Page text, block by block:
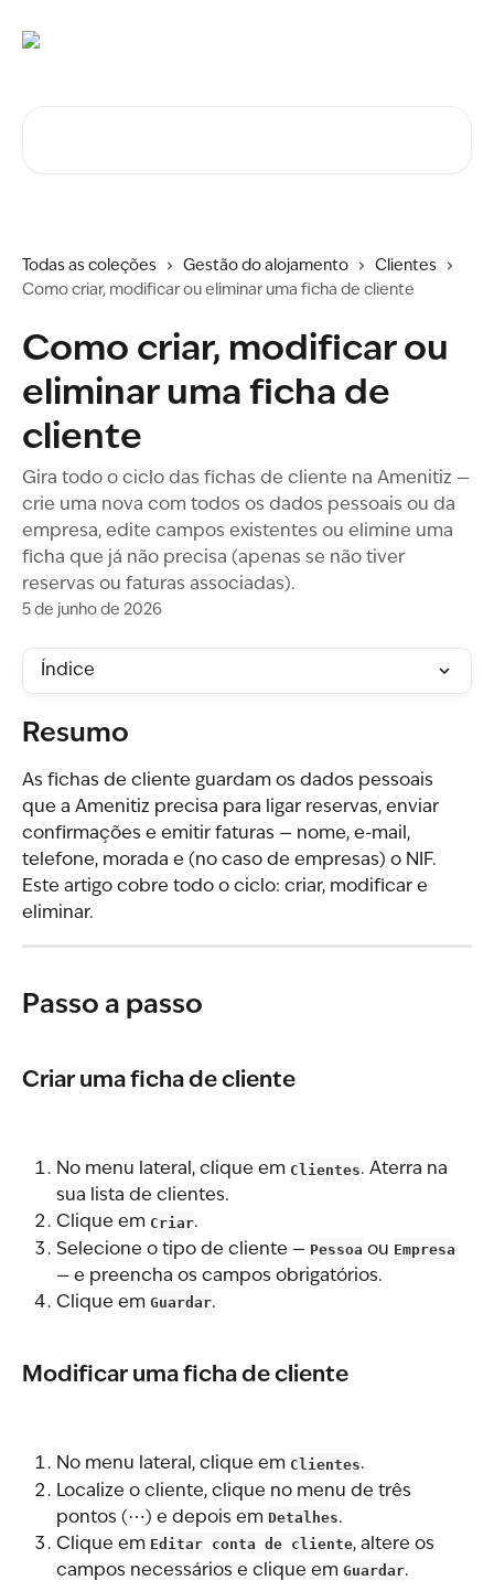
Todas as coleções Gestão do alojamento
Clientes
Como criar, modificar ou eliminar uma ficha de cliente
Como criar, modificar ou
eliminar uma ficha de
cliente
Gira todo o ciclo das fichas de cliente na Amenitiz —
crie uma nova com todos os dados pessoais ou da
empresa, edite campos existentes ou elimine uma
ficha que já não precisa (apenas se não tiver
reservas ou faturas associadas).
5 de junho de 2026
Índice
Resumo
As fichas de cliente guardam os dados pessoais
que a Amenitiz precisa para ligar reservas, enviar
confirmações e emitir faturas — nome, e-mail,
telefone, morada e (no caso de empresas) o NIF.
Este artigo cobre todo o ciclo: criar, modificar e
eliminar.
Passo a passo
Criar uma ficha de cliente
No menu lateral, clique em Clientes. Aterra na
sua lista de clientes.
Clique em Criar.
Selecione o tipo de cliente — Pessoa ou Empresa
— e preencha os campos obrigatórios.
Clique em Guardar.
Modificar uma ficha de cliente
No menu lateral, clique em Clientes.
Localize o cliente, clique no menu de três
pontos (⋯) e depois em Detalhes.
Clique em Editar conta de cliente, altere os
campos necessários e clique em Guardar.